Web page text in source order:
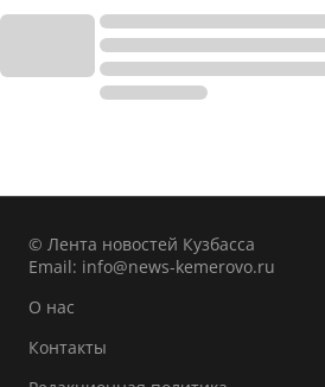
© Лента новостей Кузбасса
Email: info@news-kemerovo.ru
О нас
Контакты